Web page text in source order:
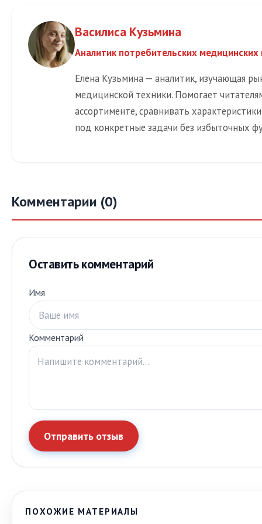
Василиса Кузьмина
Аналитик потребительских
Елена Кузьмина — аналитик, изучающая
медицинской техники. Помогает
ассортименте, сравнивать
под конкретные задачи без избыточных
Комментарии (0)
Оставить комментарий
Имя
Комментарий
Отправить отзыв
ПОХОЖИЕ МАТЕРИАЛЫ